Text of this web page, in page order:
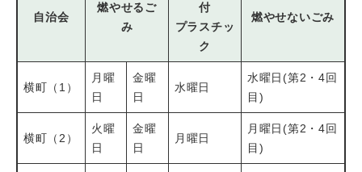
自治会
燃やせるご
み
付
プラスチッ
ク
燃やせないごみ
横町（1）
月曜
日
金曜
日
水曜日
水曜日(第2・4回
目)
横町（2）
火曜
日
金曜
日
月曜日
月曜日(第2・4回
目)